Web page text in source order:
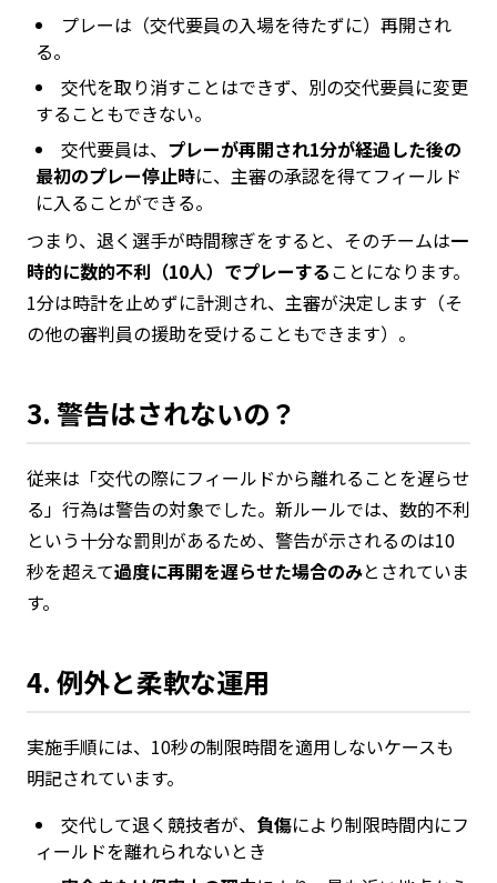
プレーは（交代要員の入場を待たずに）再開され
る。
交代を取り消すことはできず、別の交代要員に変更
することもできない。
交代要員は、 プレーが再開され1分が経過した後の
最初のプレー停止時に、主審の承認を得てフィールド
に入ることができる。
つまり、退く選手が時間稼ぎをすると、そのチームは一
時的に数的不利（10人）でプレーすることになります。
1分は時計を止めずに計測され、主審が決定します（そ
の他の審判員の援助を受けることもできます）。
3. 警告はされないの？
従来は「交代の際にフィールドから離れることを遅らせ
る」行為は警告の対象でした。新ルールでは、数的不利
という十分な罰則があるため、警告が示されるのは10
秒を超えて過度に再開を遅らせた場合のみとされていま
す。
4. 例外と柔軟な運用
実施手順には、10秒の制限時間を適用しないケースも
明記されています。
交代して退く競技者が、 負傷により制限時間内にフ
ィールドを離れられないとき